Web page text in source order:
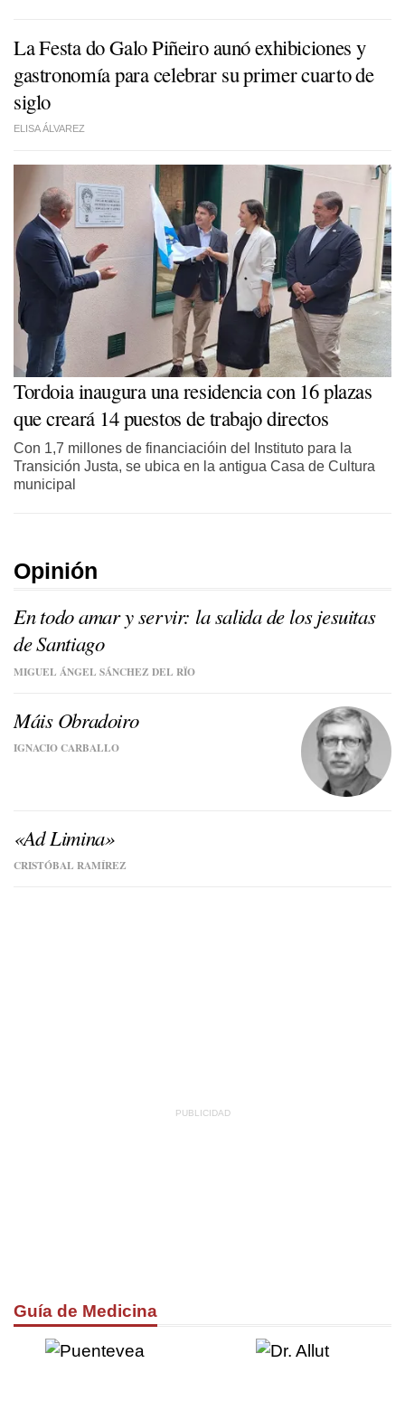
La Festa do Galo Piñeiro aunó exhibiciones y
gastronomía para celebrar su primer cuarto de
siglo
ELISA ÁLVAREZ
Tordoia inaugura una residencia con 16 plazas
que creará 14 puestos de trabajo directos
Con 1,7 millones de financiacióin del Instituto para la
Transición Justa, se ubica en la antigua Casa de Cultura
municipal
Opinión
En todo amar y servir: la salida de los jesuitas
de Santiago
MIGUEL ÁNGEL SÁNCHEZ DEL RÏO
Máis Obradoiro
IGNACIO CARBALLO
«Ad Limina»
CRISTÓBAL RAMÍREZ
Guía de Medicina